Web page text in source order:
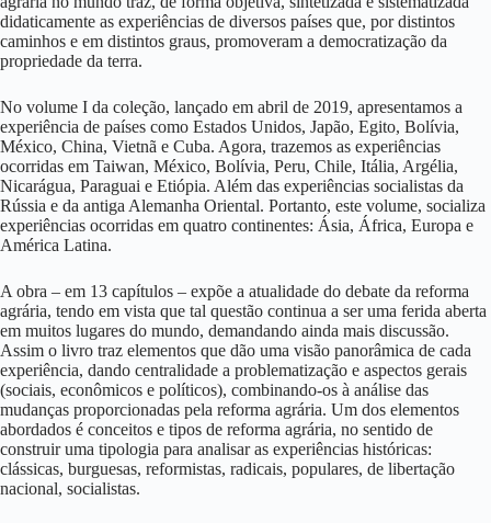
didaticamente as experiências de diversos países que, por distintos
caminhos e em distintos graus, promoveram a democratização da
propriedade da terra.
No volume I da coleção, lançado em abril de 2019, apresentamos a
experiência de países como Estados Unidos, Japão, Egito, Bolívia,
México, China, Vietnã e Cuba. Agora, trazemos as experiências
ocorridas em Taiwan, México, Bolívia, Peru, Chile, Itália, Argélia,
Nicarágua, Paraguai e Etiópia. Além das experiências socialistas da
Rússia e da antiga Alemanha Oriental. Portanto, este volume, socializa
experiências ocorridas em quatro continentes: Ásia, África, Europa e
América Latina.
A obra – em 13 capítulos – expõe a atualidade do debate da reforma
agrária, tendo em vista que tal questão continua a ser uma ferida aberta
em muitos lugares do mundo, demandando ainda mais discussão.
Assim o livro traz elementos que dão uma visão panorâmica de cada
experiência, dando centralidade a problematização e aspectos gerais
(sociais, econômicos e políticos), combinando-os à análise das
mudanças proporcionadas pela reforma agrária. Um dos elementos
abordados é conceitos e tipos de reforma agrária, no sentido de
construir uma tipologia para analisar as experiências históricas:
clássicas, burguesas, reformistas, radicais, populares, de libertação
nacional, socialistas.